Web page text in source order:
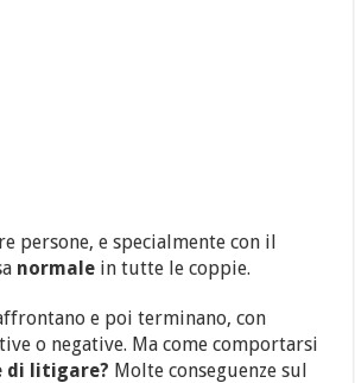
persone, e specialmente con il
normale in tutte le coppie.
e poi terminano, con
o negative. Ma come comportarsi
di litigare? Molte conseguenze sul